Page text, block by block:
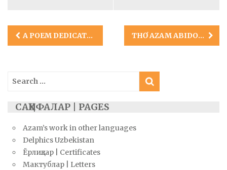
Post
navigation
A POEM DEDICATED TO APRIL RESIDENT AUTHORS THƠ AZAM ABIDOV (UZBEKISTAN)
Search
for:
САҲИФАЛАР | PAGES
Azam’s work in other languages
Delphics Uzbekistan
Ёрлиқлар | Certificates
Мактублар | Letters